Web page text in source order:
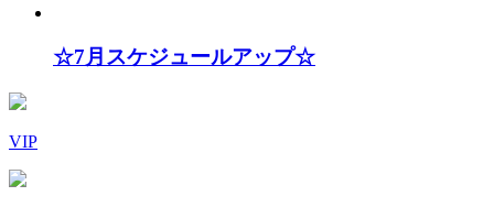
☆7月スケジュールアップ☆
VIP